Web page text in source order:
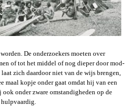
De onderzoekers moeten over
of tot het middel of nog dieper door mod­
zich daardoor niet van de wijs brengen,
maal kopje onder gaat omdat hij van een
onder zware omstandigheden op de